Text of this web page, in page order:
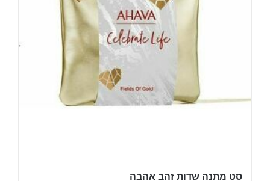
סט מתנה שדות זהב אהבה